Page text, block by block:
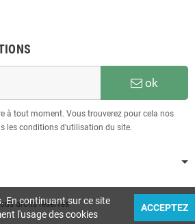
ok
à tout moment. Vous trouverez pour cela nos
les conditions d'utilisation du site.
droits réservés
En continuant sur ce site
l'usage des cookies
ACCEPTEZ